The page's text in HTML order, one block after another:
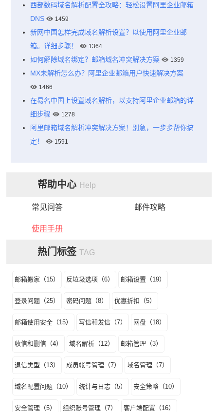
西部数码域名解析配置全攻略：轻松设置阿里企业邮箱
DNS
1459
新网中国怎样完成域名解析设置？以使用阿里企业邮
箱。详细步骤！
1364
如何解除域名绑定？邮箱域名冲突解决方案 1359
MX未解析怎么办？阿里企业邮箱用户快速解决方案
1466
在易名中国上设置域名解析，以支持阿里企业邮箱的详
细步骤
1278
阿里邮箱域名解析冲突解决方案！别急，一步步帮你搞
定！
1591
帮助中心 Help
常见问答 邮件攻略
使用手册
热门标签 TAG
邮箱搬家（15） 反垃圾选项（6） 邮箱设置（19）
登录问题（25） 密码问题（8） 优惠折扣（5）
邮箱使用安全（15） 写信和发信（7） 网盘（18）
收信和删信（4） 域名解析（12） 邮箱管理（3）
退信类型（13） 成员帐号管理（7） 域名管理（7）
域名配置问题（10） 统计与日志（5） 安全策略（10）
安全管理（5） 组织账号管理（7） 客户端配置（16）